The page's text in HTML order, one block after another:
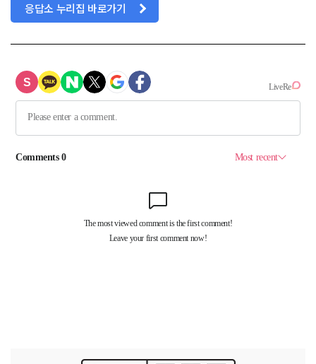
응답소 누리집 바로가기